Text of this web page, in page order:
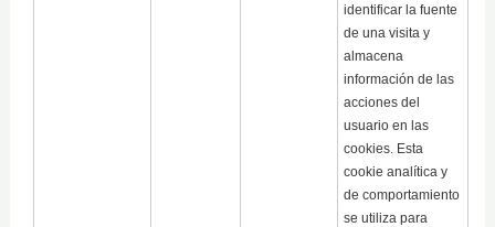
identificar la fuente
de una visita y
almacena
información de las
acciones del
usuario en las
cookies. Esta
cookie analítica y
de comportamiento
se utiliza para